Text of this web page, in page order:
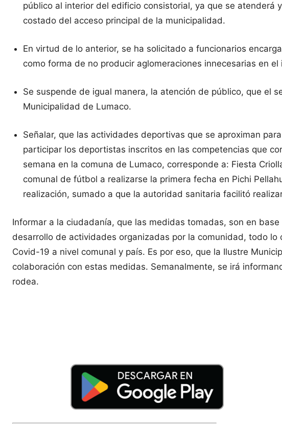
público al interior del edificio consistorial, ya que se atenderá
costado del acceso principal de la municipalidad.
En virtud de lo anterior, se ha solicitado a funcionarios
como forma de no producir aglomeraciones innecesarias en
Se suspende de igual manera, la atención de público, que el
Municipalidad de Lumaco.
Señalar, que las actividades deportivas que se aproximan
participar los deportistas inscritos en las competencias que
semana en la comuna de Lumaco, corresponde a: Fiesta
comunal de fútbol a realizarse la primera fecha en Pichi
realización, sumado a que la autoridad sanitaria facilitó
Informar a la ciudadanía, que las medidas tomadas, son en
desarrollo de actividades organizadas por la comunidad, todo
Covid-19 a nivel comunal y país. Es por eso, que la Ilustre
colaboración con estas medidas. Semanalmente, se irá
rodea.